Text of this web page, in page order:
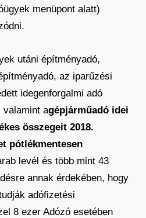
menüpont alatt)
utáni építményadó,
az iparűzési
idegenforgalmi adó
valamint agépjárműadó idei
összegeit 2018.
pótlékmentesen
levél és több mint 43
annak érdekében, hogy
adófizetési
8 ezer Adózó esetében